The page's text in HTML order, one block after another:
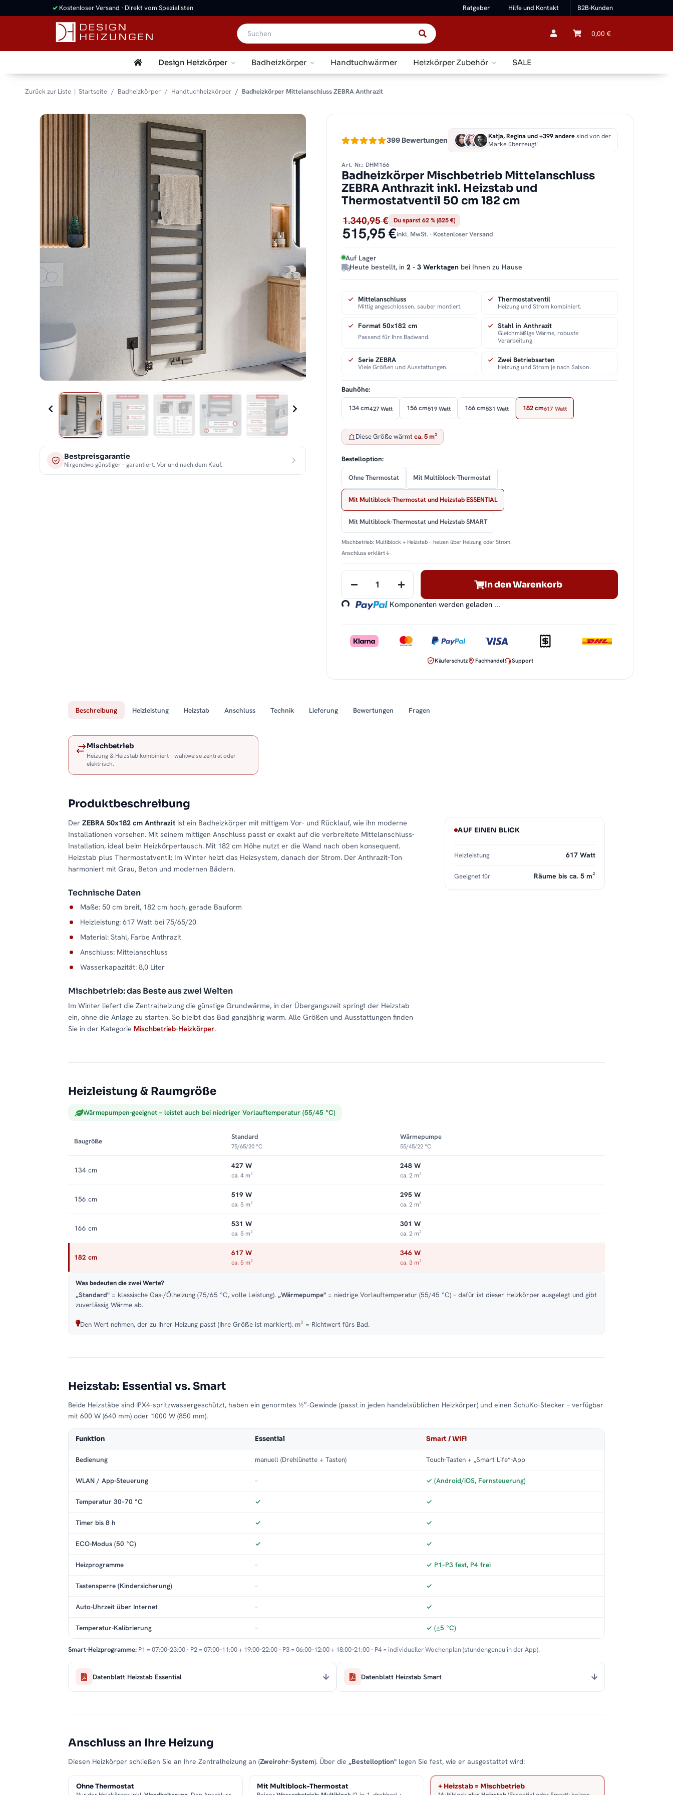
Ratgeber Hilfe und Kontakt B2B-Kunden
✓ Kostenloser Versand · Direkt vom Spezialisten
0,00 €
Design Heizkörper Badheizkörper Handtuchwärmer Heizkörper Zubehör SALE
Zurück zur Liste Startseite Badheizkörper Handtuchheizkörper Badheizkörper Mittelanschluss ZEBRA Anthrazit
Bestpreisgarantie
Nirgendwo günstiger – garantiert. Vor und nach dem Kauf.
399 Bewertungen Katja, Regina und +399 anderesind von der
Marke überzeugt!
Art.-Nr.: DHM166
Badheizkörper Mischbetrieb Mittelanschluss
ZEBRA Anthrazit inkl. Heizstab und
Thermostatventil 50 cm 182 cm
1.340,95 € Du sparst 62 % (825 €)
515,95 €inkl. MwSt. · Kostenloser Versand
Auf Lager
Heute bestellt, in2 - 3 Werktagen bei Ihnen zu Hause
Mittelanschluss
Mittig angeschlossen, sauber montiert.
Thermostatventil
Heizung und Strom kombiniert.
Format 50x182 cm
Passend für Ihre Badwand.
Stahl in Anthrazit
Gleichmäßige Wärme, robuste
Verarbeitung.
Serie ZEBRA
Viele Größen und Ausstattungen.
Zwei Betriebsarten
Heizung und Strom je nach Saison.
Bauhöhe:
134 cm427 Watt 156 cm519 Watt 166 cm531 Watt 182 cm617 Watt
Diese Größe wärmtca. 5 m²
Bestelloption:
Ohne Thermostat Mit Multiblock-Thermostat
Mit Multiblock-Thermostat und Heizstab ESSENTIAL
Mit Multiblock-Thermostat und Heizstab SMART
Mischbetrieb: Multiblock + Heizstab – heizen über Heizung oder Strom.
Anschluss erklärt↓
In den Warenkorb
Loading... Komponenten werden geladen ...
Käuferschutz Fachhandel Support
Beschreibung Heizleistung Heizstab Anschluss Technik Lieferung Bewertungen Fragen
Mischbetrieb
Heizung & Heizstab kombiniert – wahlweise zentral oder
elektrisch.
Produktbeschreibung
Der ZEBRA 50x182 cm Anthrazit ist ein Badheizkörper mit mittigem Vor- und Rücklauf, wie ihn moderne
Installationen vorsehen. Mit seinem mittigen Anschluss passt er exakt auf die verbreitete Mittelanschluss-
Installation, ideal beim Heizkörpertausch. Mit 182 cm Höhe nutzt er die Wand nach oben konsequent.
Heizstab plus Thermostatventil: Im Winter heizt das Heizsystem, danach der Strom. Der Anthrazit-Ton
harmoniert mit Grau, Beton und modernen Bädern.
Technische Daten
Maße: 50 cm breit, 182 cm hoch, gerade Bauform
Heizleistung: 617 Watt bei 75/65/20
Material: Stahl, Farbe Anthrazit
Anschluss: Mittelanschluss
Wasserkapazität: 8,0 Liter
Mischbetrieb: das Beste aus zwei Welten
Im Winter liefert die Zentralheizung die günstige Grundwärme, in der Übergangszeit springt der Heizstab
ein, ohne die Anlage zu starten. So bleibt das Bad ganzjährig warm. Alle Größen und Ausstattungen finden
Sie in der Kategorie Mischbetrieb-Heizkörper.
AUF EINEN BLICK
Heizleistung 617 Watt
Geeignet für Räume bis ca. 5 m²
Heizleistung & Raumgröße
Wärmepumpen-geeignet – leistet auch bei niedriger Vorlauftemperatur (55/45 °C)
Baugröße
Standard
75/65/20 °C
Wärmepumpe
55/45/22 °C
134 cm 427 W
ca. 4 m²
248 W
ca. 2 m²
156 cm 519 W
ca. 5 m²
295 W
ca. 2 m²
166 cm 531 W
ca. 5 m²
301 W
ca. 2 m²
182 cm 617 W
ca. 5 m²
346 W
ca. 3 m²
Was bedeuten die zwei Werte?
„Standard" = klassische Gas-/Ölheizung (75/65 °C, volle Leistung). „Wärmepumpe" = niedrige Vorlauftemperatur (55/45 °C) – dafür ist dieser Heizkörper ausgelegt und gibt
zuverlässig Wärme ab.
Den Wert nehmen, der zu Ihrer Heizung passt (Ihre Größe ist markiert). m² = Richtwert fürs Bad.
Heizstab: Essential vs. Smart
Beide Heizstäbe sind IPX4-spritzwassergeschützt, haben ein genormtes ½″-Gewinde (passt in jeden handelsüblichen Heizkörper) und einen SchuKo-Stecker – verfügbar
mit 600 W (640 mm) oder 1000 W (850 mm).
Funktion Essential Smart / WiFi
Bedienung manuell (Drehlünette + Tasten) Touch-Tasten + „Smart Life“-App
WLAN / App-Steuerung – ✓ (Android/iOS, Fernsteuerung)
Temperatur 30–70 °C ✓ ✓
Timer bis 8 h ✓ ✓
ECO-Modus (50 °C) ✓ ✓
Heizprogramme – ✓ P1–P3 fest, P4 frei
Tastensperre (Kindersicherung) – ✓
Auto-Uhrzeit über Internet – ✓
Temperatur-Kalibrierung – ✓ (±5 °C)
Smart-Heizprogramme: P1 = 07:00–23:00 · P2 = 07:00–11:00 + 19:00–22:00 · P3 = 06:00–12:00 + 18:00–21:00 · P4 = individueller Wochenplan (stundengenau in der App).
Datenblatt Heizstab Essential Datenblatt Heizstab Smart
Anschluss an Ihre Heizung
Diesen Heizkörper schließen Sie an Ihre Zentralheizung an (Zweirohr-System). Über die „Bestelloption" legen Sie fest, wie er ausgestattet wird:
Ohne Thermostat
Mit Multiblock-Thermostat
+ Heizstab = Mischbetrieb